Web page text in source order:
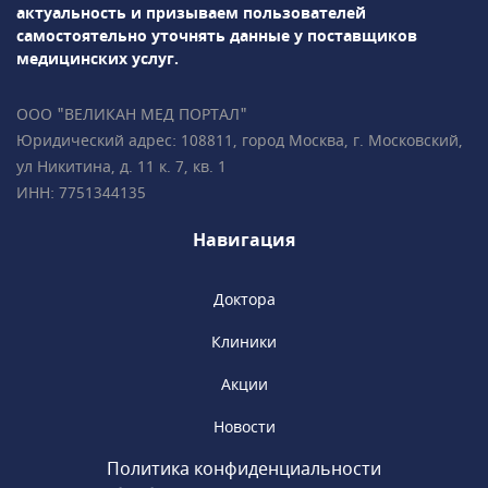
гинекологическая
эндокринология• Репродуктология• Лабораторная
диагностикаПодробно всё объясним,
пациентов • Все врачи имеют
международные сертификаты Fetal Medicine
Foundation (Фонд медицины плода) • Всего в
2 минутах ходьбы от метро «Чистые пруды»,
актуальность и призываем пользователей
самостоятельно уточнять данные у поставщиков
медицинских услуг.
ООО "ВЕЛИКАН МЕД ПОРТАЛ"
Юридический адрес: 108811, город Москва, г. Московский,
ул Никитина, д. 11 к. 7, кв. 1
ИНН: 7751344135
Навигация
Доктора
Клиники
Акции
Новости
Политика конфиденциальности